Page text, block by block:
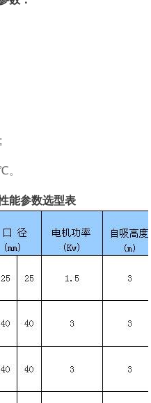
能参数选型表